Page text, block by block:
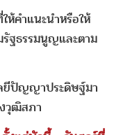
ห้คำแนะนำหรือให้
รัฐธรรมนูญและตาม
ลยีปัญญาประดิษฐ์มา
วุฒิสภา